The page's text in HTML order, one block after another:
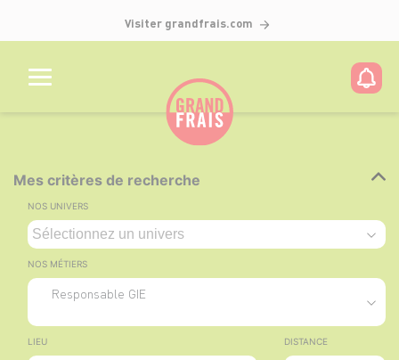
Visiter grandfrais.com
Mes critères de recherche
NOS UNIVERS
NOS MÉTIERS
Responsable GIE
LIEU DISTANCE